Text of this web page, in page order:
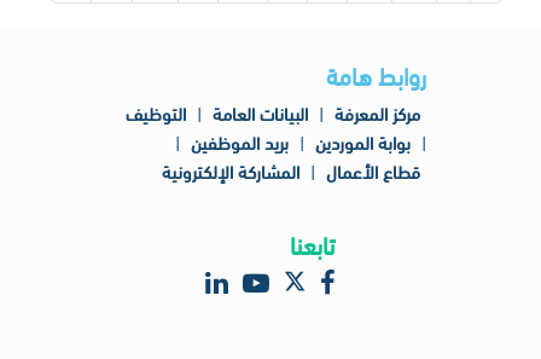
روابط هامة
مركز المعرفة | البيانات العامة | التوظيف
| بوابة الموردين | بريد الموظفين |
قطاع الأعمال | المشاركة الإلكترونية
تابعنا